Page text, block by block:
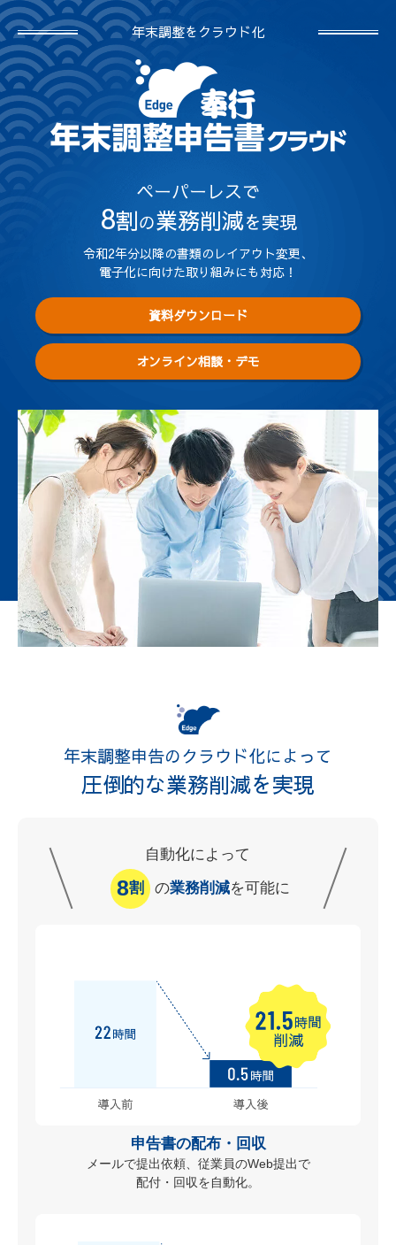
年末調整をクラウド化
ペーパーレスで
8割の業務削減を実現
令和2年分以降の書類のレイアウト変更、
電子化に向けた取り組みにも対応！
資料ダウンロード
オンライン相談・デモ
年末調整申告のクラウド化によって
圧倒的な業務削減を実現
自動化によって
8割 の業務削減を可能に
申告書の配布・回収
メールで提出依頼、従業員のWeb提出で
配付・回収を自動化。